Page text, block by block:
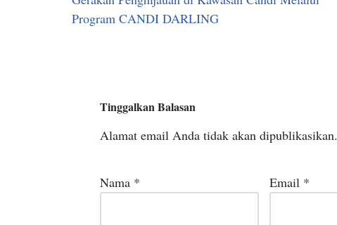
Program CANDI DARLING
Tinggalkan Balasan
Alamat email Anda tidak akan dipublikasikan.
Nama * Email *